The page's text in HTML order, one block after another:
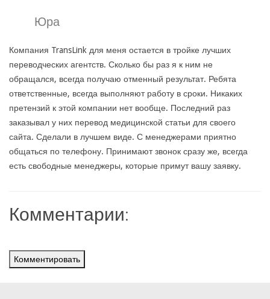
Юра
Компания TransLink для меня остается в тройке лучших
переводческих агентств. Сколько бы раз я к ним не
обращался, всегда получаю отменный результат. Ребята
ответственные, всегда выполняют работу в сроки. Никаких
претензий к этой компании нет вообще. Последний раз
заказывал у них перевод медицинской статьи для своего
сайта. Сделали в лучшем виде. С менеджерами приятно
общаться по телефону. Принимают звонок сразу же, всегда
есть свободные менеджеры, которые примут вашу заявку.
Комментарии:
Комментировать